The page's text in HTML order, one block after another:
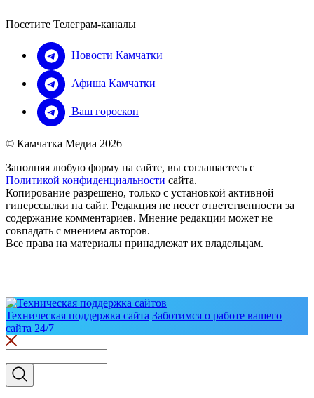
Посетите Телеграм-каналы
Новости Камчатки
Афиша Камчатки
Ваш гороскоп
© Камчатка Медиа 2026
Заполняя любую форму на сайте, вы соглашаетесь с
Политикой конфиденциальности сайта.
Копирование разрешено, только с установкой активной
гиперссылки на сайт. Редакция не несет ответственности за
содержание комментариев. Мнение редакции может не
совпадать с мнением авторов.
Все права на материалы принадлежат их владельцам.
Техническая поддержка сайта Заботимся о работе вашего
сайта 24/7